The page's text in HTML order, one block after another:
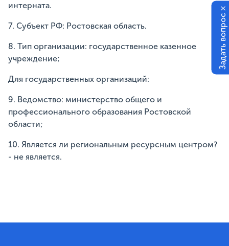
интерната.
7. Субъект РФ: Ростовская область.
8. Тип организации: государственное казенное
учреждение;
Для государственных организаций:
9. Ведомство: министерство общего и
профессионального образования Ростовской
области;
10. Является ли региональным ресурсным центром?
- не является.
Задать вопрос
×